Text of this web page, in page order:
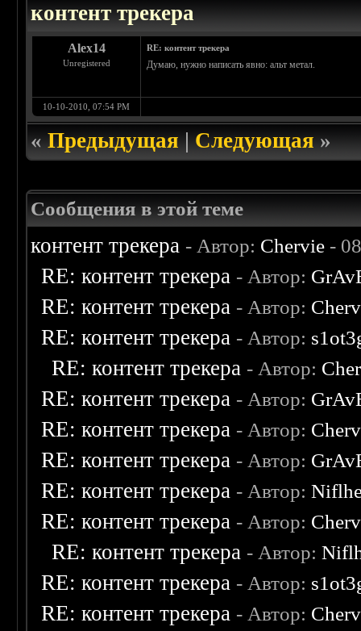
контент трекера
Alex14
Unregistered
RE: контент трекера
Думаю, нужно написать явно: альт метал.
10-10-2010, 07:54 PM
«Предыдущая|Следующая»
Сообщения в этой теме
контент трекера - Автор: Chervie -
RE: контент трекера - Автор:
RE: контент трекера - Автор:
RE: контент трекера - Автор:
RE: контент трекера - Автор:
RE: контент трекера - Автор:
RE: контент трекера - Автор:
RE: контент трекера - Автор:
RE: контент трекера - Автор:
RE: контент трекера - Автор:
RE: контент трекера - Автор:
RE: контент трекера - Автор:
RE: контент трекера - Автор: